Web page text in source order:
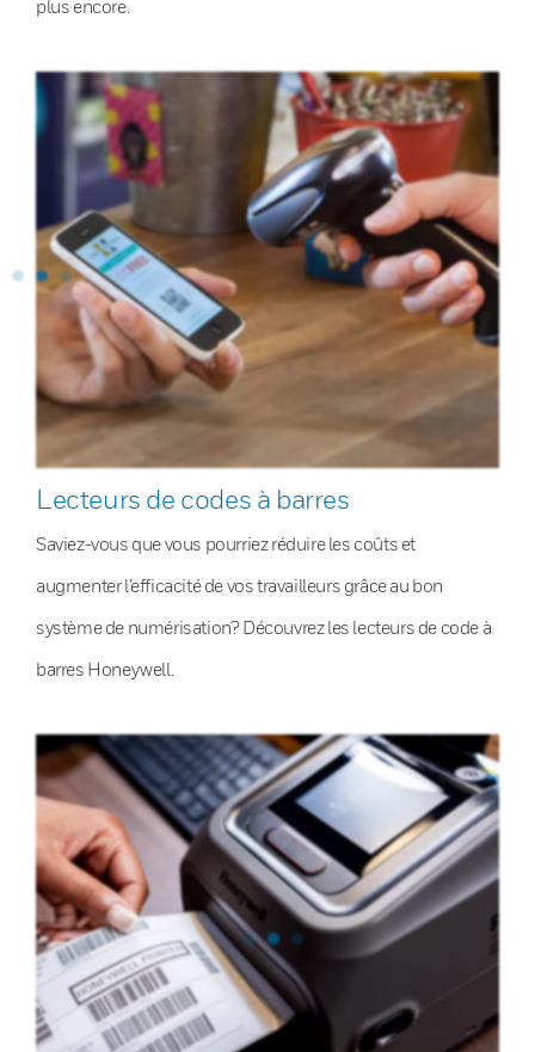
plus encore.
Lecteurs de codes à barres
Saviez-vous que vous pourriez réduire les coûts et
augmenter l’efficacité de vos travailleurs grâce au bon
système de numérisation? Découvrez les lecteurs de code à
barres Honeywell.